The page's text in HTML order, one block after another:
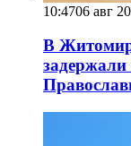
10:4706 авг
В